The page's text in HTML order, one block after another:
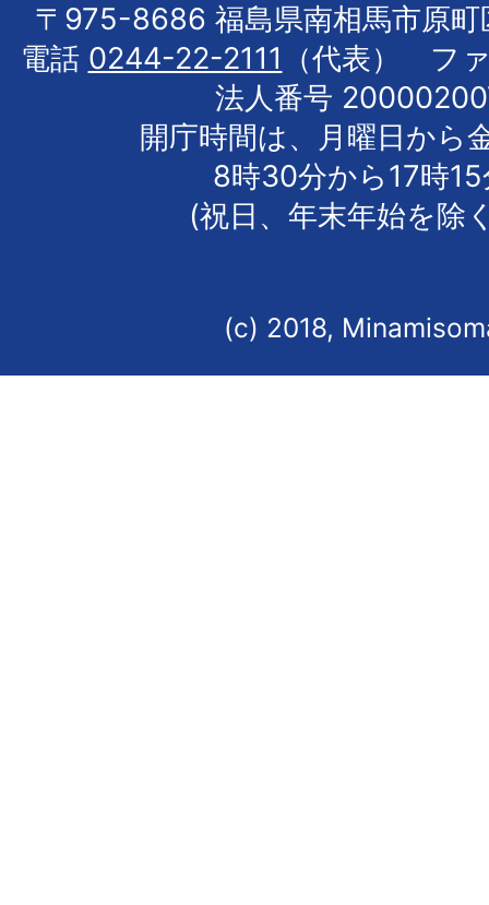
〒975-8686 福島県南相馬市原町
電話 0244-22-2111
（代表） フ
法人番号
開庁時間は、月曜日から
8時30分から17時
(祝日、年末年始を除
(c) 2018,